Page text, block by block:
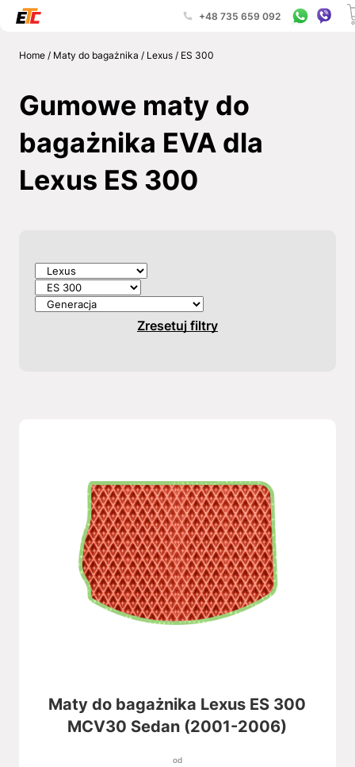
+48 735 659 092
Home/ Maty do bagażnika / Lexus/ ES 300
Gumowe maty do
bagażnika EVA dla
Lexus ES 300
Zresetuj filtry
Maty do bagażnika Lexus ES 300
MCV30 Sedan (2001-2006)
od